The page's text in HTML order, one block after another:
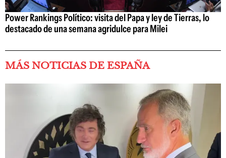
Power Rankings Político: visita del Papa y ley de Tierras, lo
destacado de una semana agridulce para Milei
MÁS NOTICIAS DE ESPAÑA